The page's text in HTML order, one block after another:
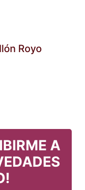
Royo
A